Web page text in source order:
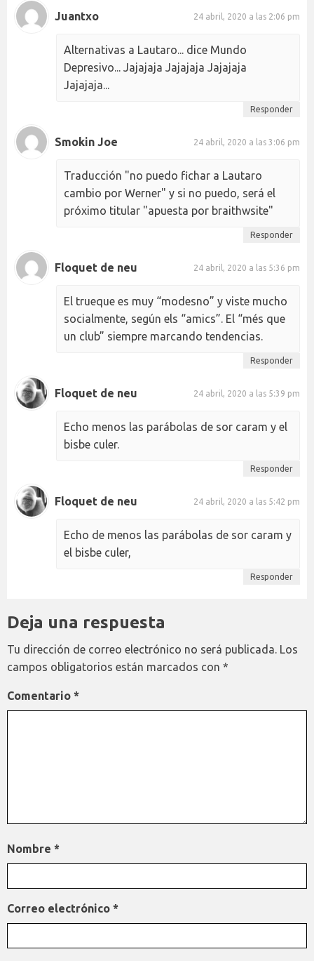
Juantxo 24 abril, 2020 a las 2:06 pm
Alternativas a Lautaro... dice Mundo
Depresivo... Jajajaja Jajajaja Jajajaja
Jajajaja...
Responder
Smokin Joe 24 abril, 2020 a las 3:06 pm
Traducción "no puedo fichar a Lautaro
cambio por Werner" y si no puedo, será el
próximo titular "apuesta por braithwsite"
Responder
Floquet de neu 24 abril, 2020 a las 5:36 pm
El trueque es muy “modesno” y viste mucho
socialmente, según els “amics”. El “més que
un club” siempre marcando tendencias.
Responder
Floquet de neu 24 abril, 2020 a las 5:39 pm
Echo menos las parábolas de sor caram y el
bisbe culer.
Responder
Floquet de neu 24 abril, 2020 a las 5:42 pm
Echo de menos las parábolas de sor caram y
el bisbe culer,
Responder
Deja una respuesta
Tu dirección de correo electrónico no será publicada. Los
campos obligatorios están marcados con *
Comentario *
Nombre *
Correo electrónico *